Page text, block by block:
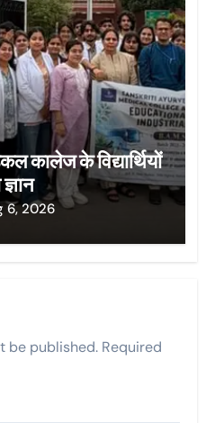
कालेज के विद्यार्थियों
6, 2026
be published. Required